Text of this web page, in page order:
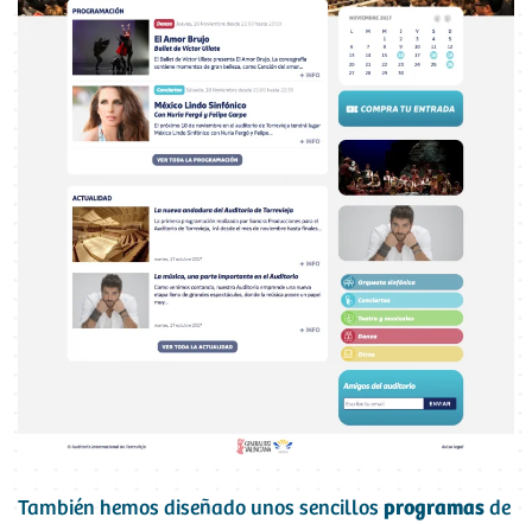
También hemos diseñado unos sencillos programas de